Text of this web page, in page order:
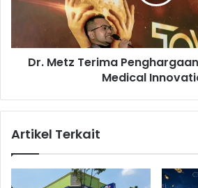
i
D
e
e
Dr. Metz Terima
Medical
Artikel Terkait